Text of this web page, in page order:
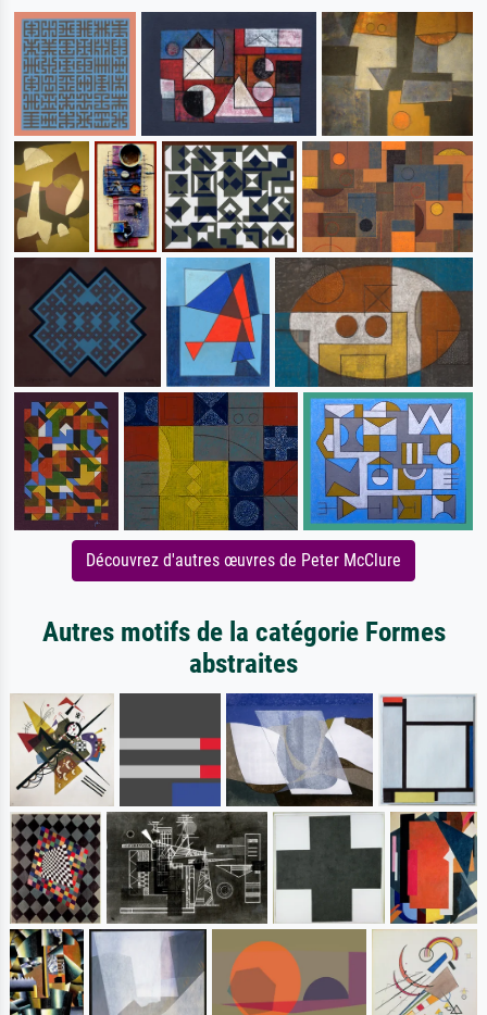
Découvrez d'autres œuvres de Peter McClure
Autres motifs de la catégorie Formes
abstraites